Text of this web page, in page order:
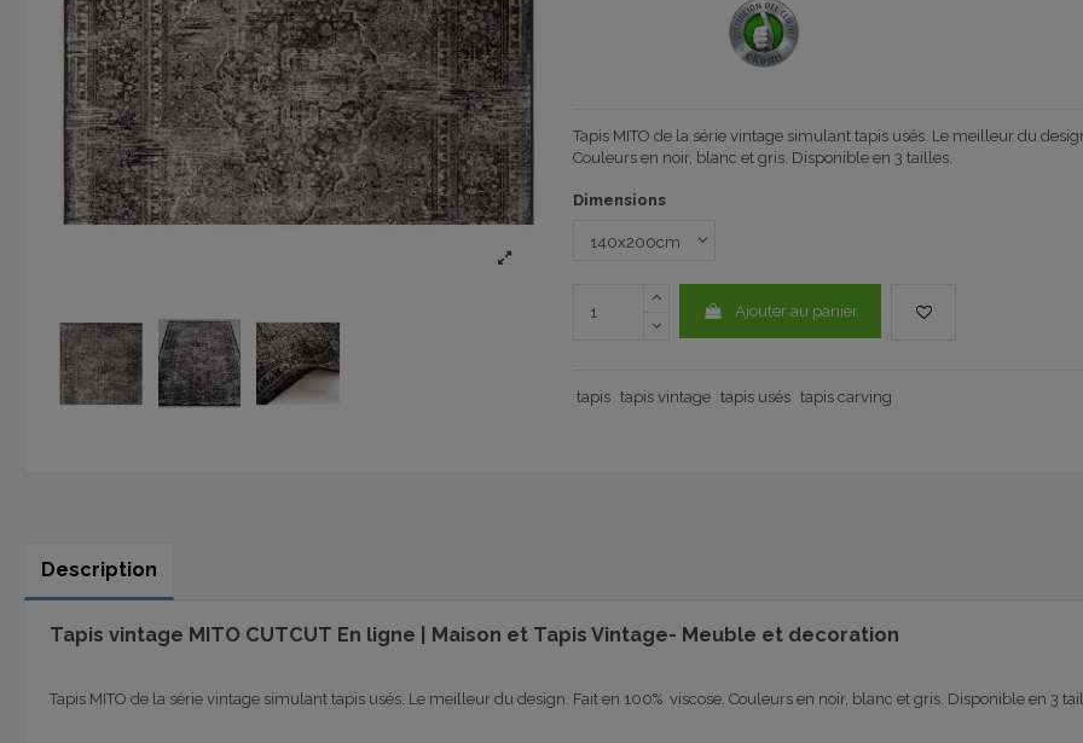
Tapis MITO de la série vintage simulant tapis usés. Le meilleur du
Couleurs en noir, blanc et gris. Disponible en 3 tailles.
Dimensions
Ajouter au panier
tapis tapis vintage tapis usés tapis carving
Description
Tapis vintage MITO CUTCUT En ligne | Maison et Tapis Vintage- Meuble et decoration
Tapis MITO de la série vintage simulant tapis usés. Le meilleur du design. Fait en 100% viscose. Couleurs en noir, blanc et gris. Disponible en 3